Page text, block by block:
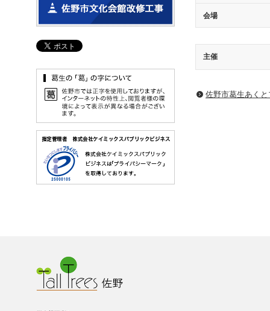
会場
主催
佐野市葛生あく